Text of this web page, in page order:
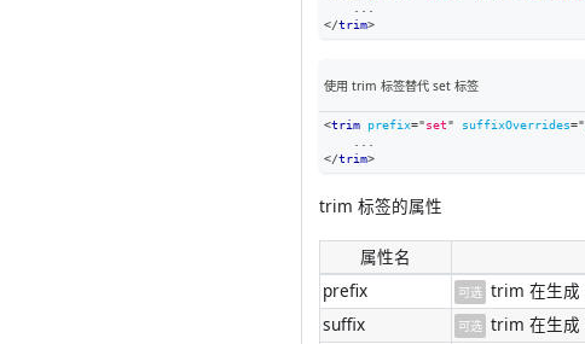
    ...
</trim>
使用 trim 标签替代 set 标签
<trim prefix="set" suffixOverrides="
</trim>
trim 标签的属性
属性名
prefix
可选 trim 在生成
suffix
可选 trim 在生成